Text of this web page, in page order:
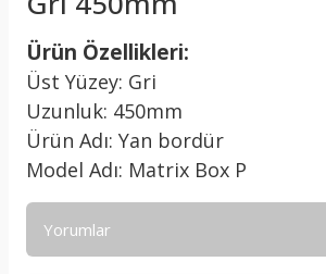
Ürün Özellikleri:
Üst Yüzey: Gri
Uzunluk: 450mm
Ürün Adı: Yan bordür
Model Adı: Matrix Box P
Yorumlar